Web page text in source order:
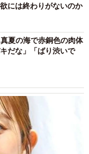
には終わりがないのか
夏の海で赤銅色の肉体
だな」「ばり渋いで